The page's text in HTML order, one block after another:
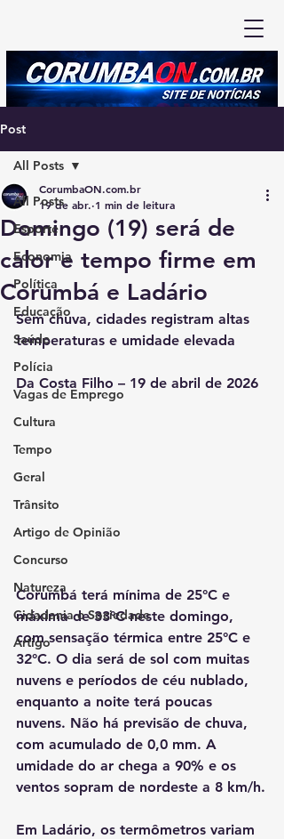
Post
All Posts
Esporte
Economia
Política
Educação
Saúde
Polícia
Vagas de Emprego
Cultura
Tempo
Geral
Trânsito
Artigo de Opinião
Concurso
Natureza
Cidadania e Sociedade
Artigo
All Posts
Domingo (19) será de
calor e tempo firme em
Corumbá e Ladário
CorumbaON.com.br
19 de abr. 1 min de leitura
Sem chuva, cidades registram altas
temperaturas e umidade elevada
Da Costa Filho – 19 de abril de 2026
Corumbá terá mínima de 25°C e
máxima de 33°C neste domingo,
com sensação térmica entre 25°C e
32°C. O dia será de sol com muitas
nuvens e períodos de céu nublado,
enquanto a noite terá poucas
nuvens. Não há previsão de chuva,
com acumulado de 0,0 mm. A
umidade do ar chega a 90% e os
ventos sopram de nordeste a 8 km/h.
Em Ladário, os termômetros variam